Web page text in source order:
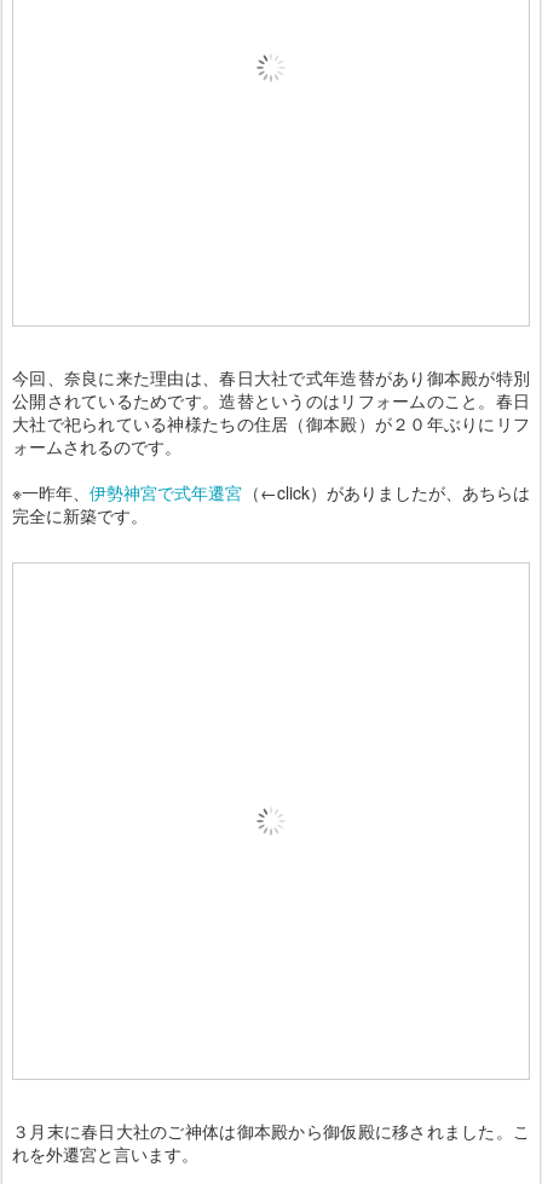
今回、奈良に来た理由は、春日大社で式年造替があり御本殿が特別
公開されているためです。造替というのはリフォームのこと。春日
大社で祀られている神様たちの住居（御本殿）が２０年ぶりにリフ
ォームされるのです。
※一昨年、伊勢神宮で式年遷宮 （←click）がありましたが、あちらは
完全に新築です。
３月末に春日大社のご神体は御本殿から御仮殿に移されました。こ
れを外遷宮と言います。